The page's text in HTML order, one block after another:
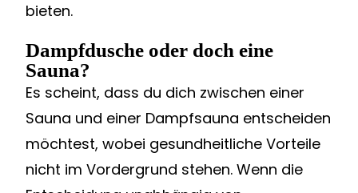
bieten.
Dampfdusche oder doch eine
Sauna?
Es scheint, dass du dich zwischen einer
Sauna und einer Dampfsauna entscheiden
möchtest, wobei gesundheitliche Vorteile
nicht im Vordergrund stehen. Wenn die